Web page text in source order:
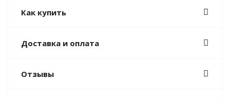
Как купить
Доставка и оплата
Отзывы